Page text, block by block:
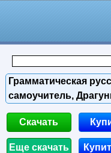
Грамматическая
самоучитель,
Скачать
Еще скачать